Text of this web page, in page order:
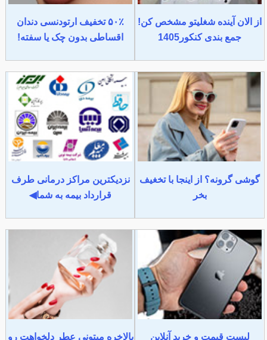
از الان آینده شغلیتو مشخص کن!
جمع بندی کنکور1405
۵۰٪ تخفیف ارتودنسی دندان
اقساطی بدون چک یا سفته!
گوشی گرونه؟ از اینجا با تخغیف
بخر
نزدیکترین مراکز درمانی طرف
قرارداد بیمه به شما◀
لیست قیمت و خرید آنلاین بالاخره میتونی عطر دلخواهت رو